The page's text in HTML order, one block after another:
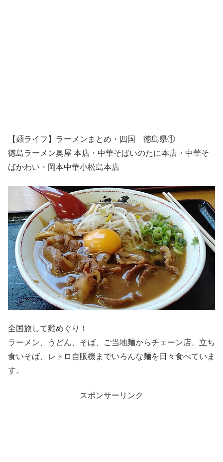
【麺ライフ】ラーメンまとめ・四国 徳島県①
徳島ラーメン奥屋 本店・中華そばいのたに本店・中華そ
ばかわい・岡本中華小松島本店
全国旅して麺めぐり！
ラーメン、うどん、そば、ご当地麺からチェーン店、立ち
食いそば、レトロ自販機までいろんな麺を日々食べていま
す。
スポンサーリンク